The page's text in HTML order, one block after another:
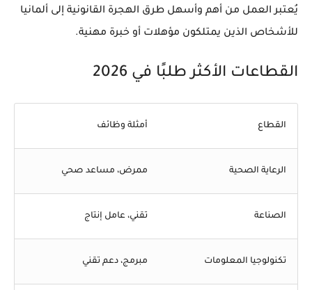
يُعتبر العمل من أهم وأسهل طرق الهجرة القانونية إلى ألمانيا
للأشخاص الذين يمتلكون مؤهلات أو خبرة مهنية.
القطاعات الأكثر طلبًا في 2026
القطاع أمثلة وظائف
الرعاية الصحية ممرض، مساعد صحي
الصناعة تقني، عامل إنتاج
تكنولوجيا المعلومات مبرمج، دعم تقني